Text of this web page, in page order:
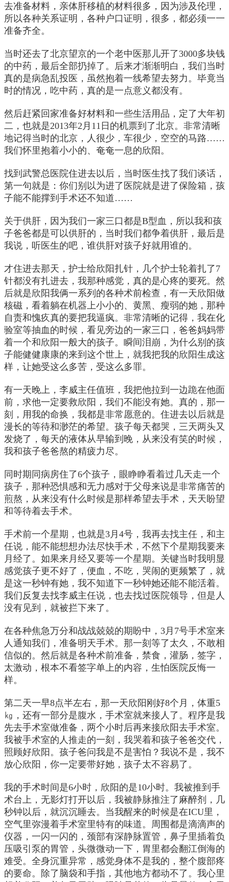
去准备材料，亲体肝移植的材料很多，因为涉及伦理，
所以各种关系证明，各种户口证明，很多，都必须一一
准备齐全。
当时还去了北京望京的一个老中医那儿开了3000多块钱
的中药，最后全部扔掉了。后来才渐渐明白，我们当时
真的是病急乱投医，虽然抱着一线希望去努力。毕竟当
时的情况，吃中药，真的是一点意义都没有。
然后赶紧回家准备好材料和一些生活用品，定了大年初
二，也就是2013年2月11日的机票到了北京。非常清晰
地记得当时的北京，人很少，车很少，空空的马路……
我们怀里抱着小小的、奄奄一息的欣阳。
找到武警总医院住进去以后，当时医生找了我们谈话，
第一句就是：你们别以为进了医院就是进了保险箱，孩
子能不能撑到手术还不知道……
关于供肝，因为我们一家三口都是B型血，所以我和孩
子爸爸都是可以供肝的，当时我们都争着供肝，最后是
我说，听医生的吧，谁供肝对孩子好就用谁的。
才住进去那天，护士给欣阳扎针，几个护士轮着扎了7
针都没有扎进去，我那种感觉，真的是心疼的要死。然
后就是欣阳我俩一系列的各种术前检查，有一天欣阳做
核磁，看着躺在机器上小小的、黄黑、瘦弱的她，那种
自责和愧疚真的要把我逼疯。非常清晰的记得，我在化
验室等抽血的时候，看见旁边的一家三口，爸爸妈妈带
着一个和欣阳一般大的孩子。瞬间泪崩，为什么别的孩
子能健健康康的来到这个世上，就我把我的欣阳生成这
样，让她受这么多苦，受这么多罪。
有一天晚上，李威主任值班，我把他拉到一边跪在他面
前，求他一定要救欣阳，我们不能没有她。真的，那一
刻，用我的命换，我都是非常愿意的。住进去以后就是
漫长的等待和渺茫的希望。孩子每天都哭，三天两头又
发烧了，每天的液体从早输到晚，从来没有笑的时候，
我和孩子爸爸熬的精疲力尽。
同时期同病房住了6个孩子，眼睁睁看着过几天走一个
孩子，那种恐惧感和无力感对于父母来说是非常痛苦的
煎熬，从来没有什么时候是那样希望去手术，天天盼望
和等待着去手术。
手术前一个星期，也就是3月4号，我再去找主任，和主
任说，能不能想想办法尽快手术，不然下个星期我要来
月经了。如果来月经又要等一个星期。关键当时我明显
感觉孩子更不好了，便血，不吃，哭闹的更频繁了，就
是这一秒钟有她，我不知道下一秒钟她还能不能活着。
我们反复去找李威主任说，也去找过医院领导，但是人
没有见到，就被拦下来了。
在各种焦急万分和战战兢兢的期盼中，3月7号手术室来
人通知我们，准备明天手术。那一刻等了太久，不敢相
信似的。然后就是各种术前准备，禁食，灌肠，签字，
太激动，根本不看签字单上的内容，生怕医院反悔一
样。
第二天一早8点半左右，那一天欣阳刚好8个月，体重5
㎏，还有一部分是腹水，手术室就来接人了。程序是我
先去手术室做准备，两个小时后再来接欣阳去手术室。
我被手术室的人推走的一刻，我哭着和孩子爸爸交代，
照顾好欣阳。孩子爸问我是不是害怕？我说不是，我不
放心欣阳，你一定要带好她，孩子太不容易了。
我的手术时间是6小时，欣阳的是10小时。我被推到手
术台上，无影灯打开以后，我被静脉推注了麻醉剂，几
秒钟以后，就沉沉睡去。当我醒来的时候是在ICU里，
空气里弥漫着手术室里特有的味道。周围都是滴滴声的
仪器，一闪一闪的，颈部有深静脉置管，鼻子里插着负
压吸引泵的胃管，头微微动一下，胃里都会翻江倒海的
难受。全身沉重异常，感觉身体不是我的，整个腹部疼
的要命。除了脑袋和手指，其他地方都动不了。我心里